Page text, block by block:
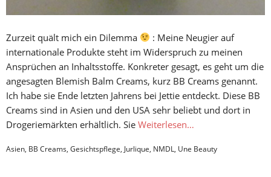
Zurzeit quält mich ein Dilemma
: Meine Neugier auf
internationale Produkte steht im Widerspruch zu meinen
Ansprüchen an Inhaltsstoffe. Konkreter gesagt, es geht um die
angesagten Blemish Balm Creams, kurz BB Creams genannt.
Ich habe sie Ende letzten Jahrens bei Jettie entdeckt. Diese BB
Creams sind in Asien und den USA sehr beliebt und dort in
Drogeriemärkten erhältlich. Sie Weiterlesen…
Asien, BB Creams, Gesichtspflege, Jurlique, NMDL, Une Beauty